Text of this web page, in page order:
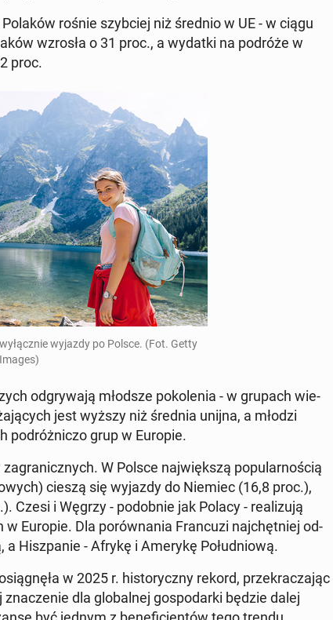
rośnie szyb­ciej niż średnio w UE - w ciągu
wzrosła o 31 proc., a wydatki na podróże w
proc.
wyjazdy po Polsce. (Fot. Getty
Images)
od­gry­wa­ją młodsze po­ko­le­nia - w grupach wie­
jest wyższy niż średnia unijna, a młodzi
po­dróż­ni­czo grup w Europie.
W Polsce naj­więk­szą po­pu­lar­no­ścią
cieszą się wyjazdy do Niemiec (16,8 proc.),
Czesi i Węgrzy - po­dob­nie jak Polacy - re­ali­zu­ją
Europie. Dla po­rów­na­nia Fran­cu­zi naj­chęt­niej od­
Hisz­pa­nie - Afrykę i Amerykę Po­łu­dnio­wą.
w 2025 r. hi­sto­rycz­ny rekord, prze­kra­cza­jąc
dla glo­bal­nej go­spo­dar­ki będzie dalej